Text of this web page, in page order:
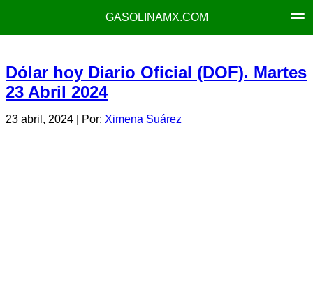
GASOLINAMX.COM
Dólar hoy Diario Oficial (DOF). Martes
23 Abril 2024
23 abril, 2024 | Por: Ximena Suárez